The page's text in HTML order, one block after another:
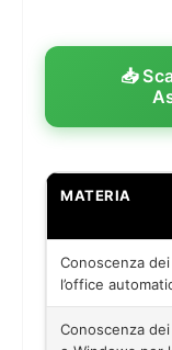
📥
MATERIA
Conoscenza
l’office
Conoscenza